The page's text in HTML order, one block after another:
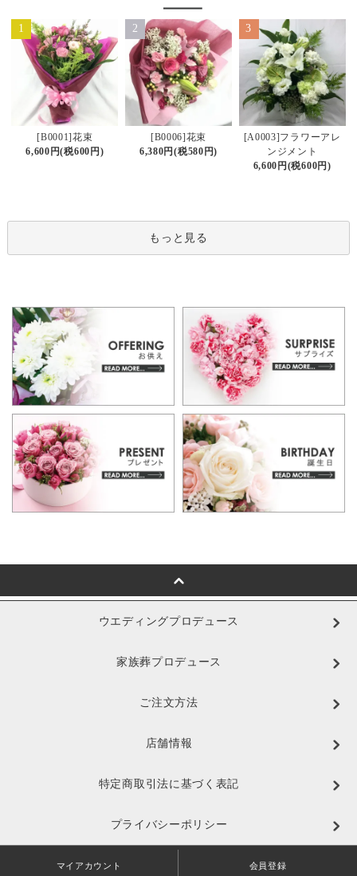
1
[B0001]花束
6,600円(税600円)
2
[B0006]花束
6,380円(税580円)
3
[A0003]フラワーアレ
ンジメント
6,600円(税600円)
もっと見る
ウエディングプロデュース
家族葬プロデュース
ご注文方法
店舗情報
特定商取引法に基づく表記
プライバシーポリシー
マイアカウント 会員登録